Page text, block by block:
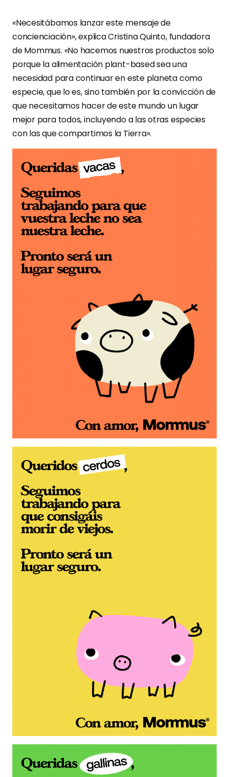
«Necesitábamos lanzar este mensaje de
concienciación», explica Cristina Quinto, fundadora
de Mommus. «No hacemos nuestros productos solo
porque la alimentación plant-based sea una
necesidad para continuar en este planeta como
especie, que lo es, sino también por la convicción de
que necesitamos hacer de este mundo un lugar
mejor para todos, incluyendo a las otras especies
con las que compartimos la Tierra».